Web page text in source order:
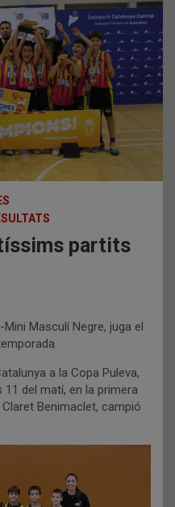
partits
Masculí Negre, juga el
a la Copa Puleva,
11 del matí, en la primera
Benimaclet, campió